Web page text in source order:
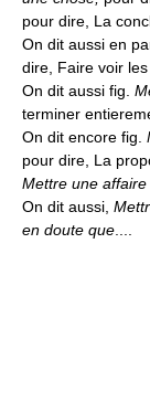
pour dire, La
On dit aussi en
dire, Faire voir
On dit aussi fig.
terminer
On dit encore fig.
pour dire, La
Mettre une
On dit aussi,
en doute que